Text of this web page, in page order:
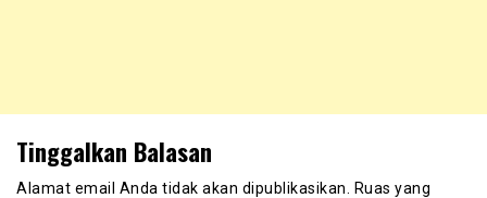
Tinggalkan Balasan
Alamat email Anda tidak akan dipublikasikan. Ruas yang